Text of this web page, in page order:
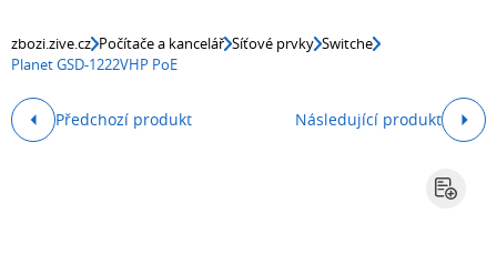
zbozi.zive.cz Počítače a kancelář Síťové prvky Switche
Planet GSD-1222VHP PoE
Předchozí produkt Následující produkt